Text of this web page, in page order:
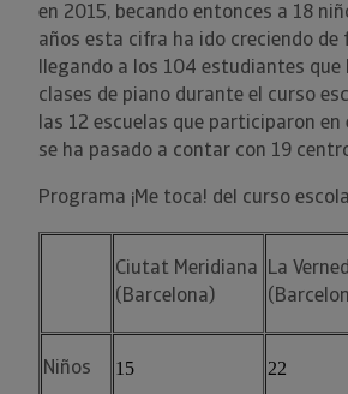
en 2015, becando entonces a 18
años esta cifra ha ido creciendo de
llegando a los 104 estudiantes que
clases de piano durante el curso
las 12 escuelas que participaron
se ha pasado a contar con 19
Programa ¡Me toca! del curso
Ciutat Meridiana
(Barcelona)
La
Niños 15 22